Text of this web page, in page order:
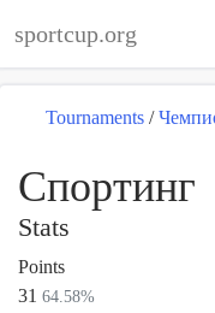
sportcup.org
Tournaments /
Спортинг
Stats
Points
31 64.58%